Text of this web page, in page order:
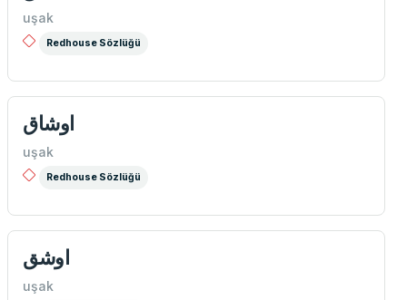
uşak
Redhouse Sözlüğü
اوشاق
uşak
Redhouse Sözlüğü
اوشق
uşak